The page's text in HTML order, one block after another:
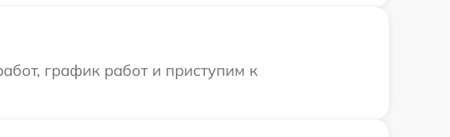
график работ и приступим к